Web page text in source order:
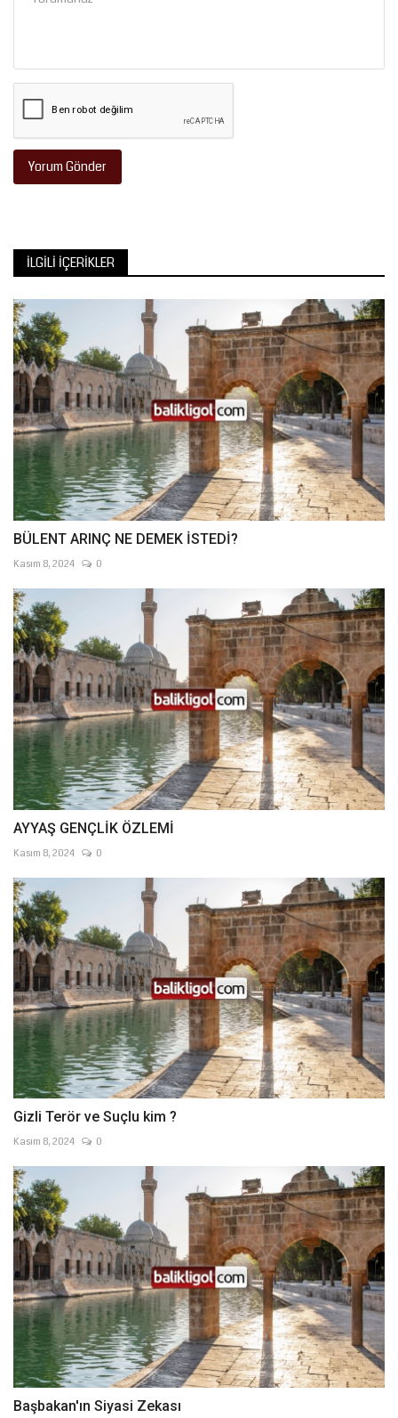
Yorum Gönder
İLGILI İÇERIKLER
BÜLENT ARINÇ NE DEMEK İSTEDİ?
Kasım 8, 2024 0
AYYAŞ GENÇLİK ÖZLEMİ
Kasım 8, 2024 0
Gizli Terör ve Suçlu kim ?
Kasım 8, 2024 0
Başbakan'ın Siyasi Zekası